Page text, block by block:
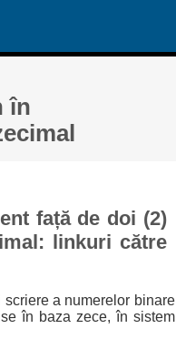
în
față de doi (2)
linkuri către
a numerelor binare
în baza zece, în sistem